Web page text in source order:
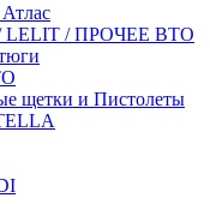
LELIT / ПРОЧЕЕ ВТО
щетки и Пистолеты